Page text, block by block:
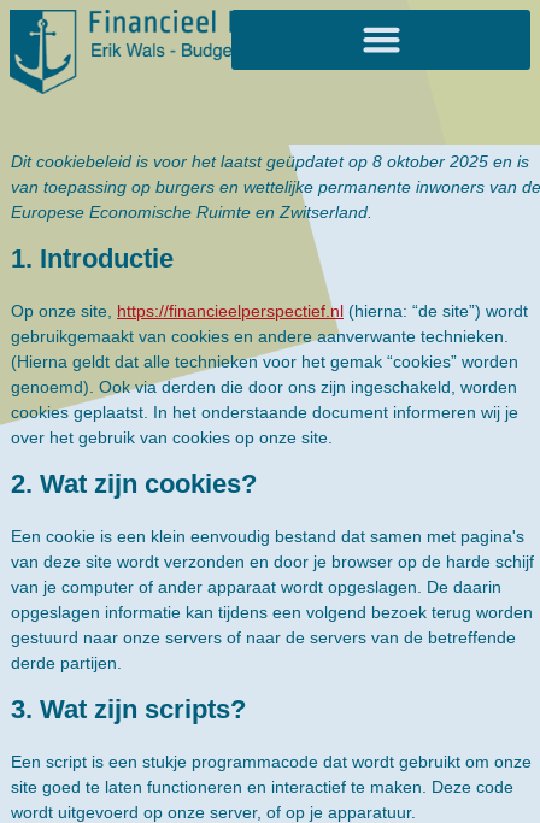
Dit cookiebeleid is voor het laatst geüpdatet op 8 oktober 2025 en is
van toepassing op burgers en wettelijke permanente inwoners van de
Europese Economische Ruimte en Zwitserland.
1. Introductie
Op onze site, https://financieelperspectief.nl (hierna: “de site”) wordt
gebruikgemaakt van cookies en andere aanverwante technieken.
(Hierna geldt dat alle technieken voor het gemak “cookies” worden
genoemd). Ook via derden die door ons zijn ingeschakeld, worden
cookies geplaatst. In het onderstaande document informeren wij je
over het gebruik van cookies op onze site.
2. Wat zijn cookies?
Een cookie is een klein eenvoudig bestand dat samen met pagina's
van deze site wordt verzonden en door je browser op de harde schijf
van je computer of ander apparaat wordt opgeslagen. De daarin
opgeslagen informatie kan tijdens een volgend bezoek terug worden
gestuurd naar onze servers of naar de servers van de betreffende
derde partijen.
3. Wat zijn scripts?
Een script is een stukje programmacode dat wordt gebruikt om onze
site goed te laten functioneren en interactief te maken. Deze code
wordt uitgevoerd op onze server, of op je apparatuur.